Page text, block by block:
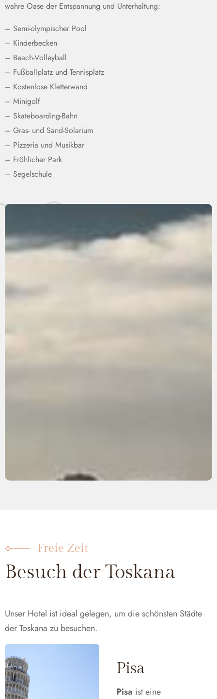
wahre Oase der Entspannung und Unterhaltung:
– Semi-olympischer Pool
– Kinderbecken
– Beach-Volleyball
– Fußballplatz und Tennisplatz
– Kostenlose Kletterwand
– Minigolf
– Skateboarding-Bahn
– Gras- und Sand-Solarium
– Pizzeria und Musikbar
– Fröhlicher Park
– Segelschule
Freie Zeit
Besuch der Toskana
Unser Hotel ist ideal gelegen, um die schönsten Städte
der Toskana zu besuchen.
Pisa
Pisa ist eine